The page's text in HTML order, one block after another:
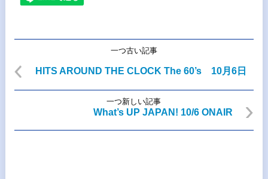
一つ古い記事
HITS AROUND THE CLOCK The 60’s 10月6日
一つ新しい記事
What’s UP JAPAN! 10/6 ONAIR